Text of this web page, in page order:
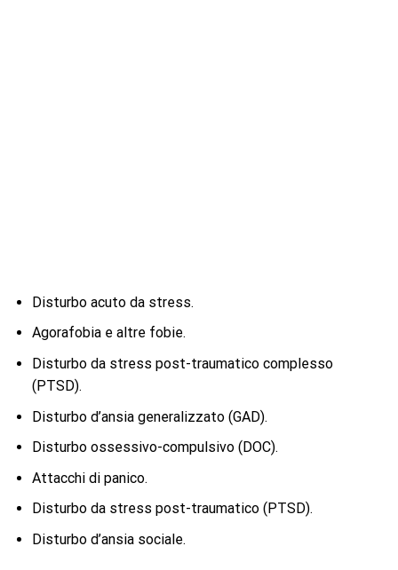
Disturbo acuto da stress.
Agorafobia e altre fobie.
Disturbo da stress post-traumatico complesso
(PTSD).
Disturbo d’ansia generalizzato (GAD).
Disturbo ossessivo-compulsivo (DOC).
Attacchi di panico.
Disturbo da stress post-traumatico (PTSD).
Disturbo d’ansia sociale.